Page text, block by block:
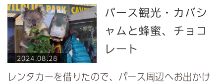
2024.08.28
パース観光・カバシ
ャムと蜂蜜、チョコ
レート
レンタカーを借りたので、パース周辺へお出かけ